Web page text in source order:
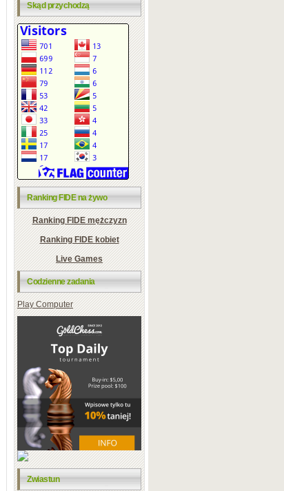
Skąd przychodzą
Ranking FIDE na żywo
Ranking FIDE mężczyzn
Ranking FIDE kobiet
Live Games
Codzienne zadania
Play Computer
Zwiastun